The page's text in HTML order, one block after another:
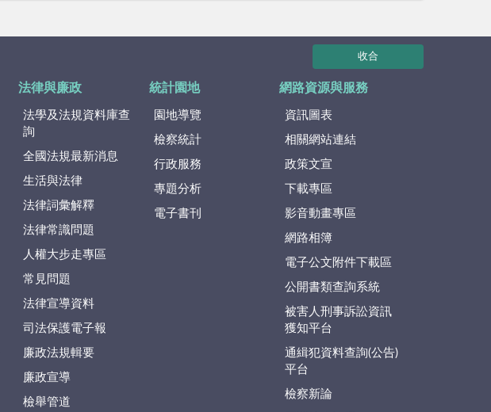
收合
法律與廉政
法學及法規資料庫查
詢
全國法規最新消息
生活與法律
法律詞彙解釋
法律常識問題
人權大步走專區
常見問題
法律宣導資料
司法保護電子報
廉政法規輯要
廉政宣導
檢舉管道
統計園地
園地導覽
檢察統計
行政服務
專題分析
電子書刊
網路資源與服務
資訊圖表
相關網站連結
政策文宣
下載專區
影音動畫專區
網路相簿
電子公文附件下載區
公開書類查詢系統
被害人刑事訴訟資訊
獲知平台
通緝犯資料查詢(公告)
平台
檢察新論